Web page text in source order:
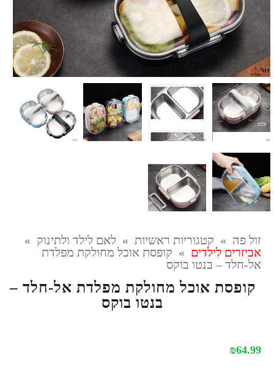
זול פה » קטגוריות ראשיות » לאם לילד ולתינוק »
אביזרים לילדים » קופסת אוכל מחולקת מפלדת
אל-חלד – בנטו בוקס
קופסת אוכל מחולקת מפלדת אל-חלד –
בנטו בוקס
₪64.99